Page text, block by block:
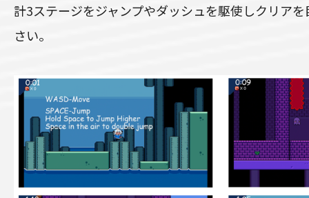
計3ステージをジャンプやダッシュを駆使しクリア
さい。